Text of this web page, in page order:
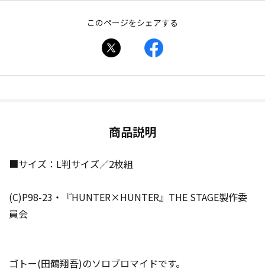
このページをシェアする
商品説明
■サイズ：L判サイズ／2枚組
(C)P98-23・『HUNTER×HUNTER』THE STAGE製作委
員会
ゴトー(田鶴翔吾)のソロブロマイドです。